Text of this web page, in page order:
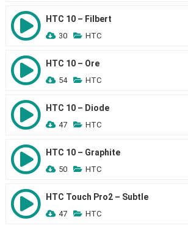
HTC 10 – Filbert
30 HTC
HTC 10 – Ore
54 HTC
HTC 10 – Diode
47 HTC
HTC 10 – Graphite
50 HTC
HTC Touch Pro2 – Subtle
47 HTC